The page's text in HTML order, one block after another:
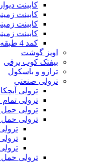
کابینت
کابینت
کابینت
کابینت
کمد 4 طبقه ایستاده
اویز گوشت
بیفتک کوب برقی
ترازو و باسکول
ترولی صنعتی
ترولی
ترولی تمام
ترولی حمل
ترولی حمل
ترولی حمل